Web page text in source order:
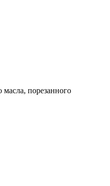
масла, порезанного